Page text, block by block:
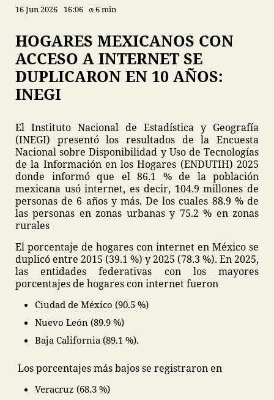
16 Jun 2026 16:06 6 min
HOGARES MEXICANOS CON
ACCESO A INTERNET SE
DUPLICARON EN 10 AÑOS:
INEGI
El Instituto Nacional de Estadística y Geografía
(INEGI) presentó los resultados de la Encuesta
Nacional sobre Disponibilidad y Uso de Tecnologías
de la Información en los Hogares (ENDUTIH) 2025
donde informó que el 86.1 % de la población
mexicana usó internet, es decir, 104.9 millones de
personas de 6 años y más. De los cuales 88.9 % de
las personas en zonas urbanas y 75.2 % en zonas
rurales
El porcentaje de hogares con internet en México se
duplicó entre 2015 (39.1 %) y 2025 (78.3 %). En 2025,
las entidades federativas con los mayores
porcentajes de hogares con internet fueron
Ciudad de México (90.5 %)
Nuevo León (89.9 %)
Baja California (89.1 %).
Los porcentajes más bajos se registraron en
Veracruz (68.3 %)